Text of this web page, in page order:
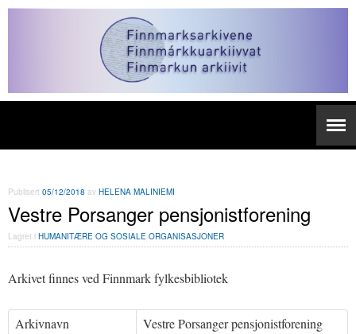
Publisert 05/12/2018 av HELENA MALINIEMI
Vestre Porsanger pensjonistforening
Lagret i HUMANITÆRE OG SOSIALE ORGANISASJONER
Arkivet finnes ved Finnmark fylkesbibliotek
Arkivnavn
Vestre Porsanger pensjonistforening